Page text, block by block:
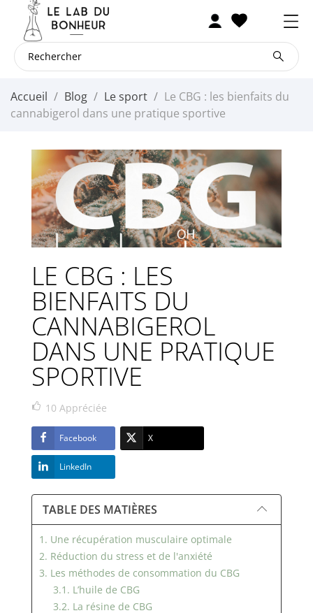
Accueil Blog Le sport
Le CBG : les bienfaits du
cannabigerol dans une pratique sportive
LE CBG : LES
BIENFAITS DU
CANNABIGEROL
DANS UNE PRATIQUE
SPORTIVE
10 Appréciée
Facebook X
LinkedIn
TABLE DES MATIÈRES
1. Une récupération musculaire optimale
2. Réduction du stress et de l'anxiété
3. Les méthodes de consommation du CBG
3.1. L’huile de CBG
3.2. La résine de CBG